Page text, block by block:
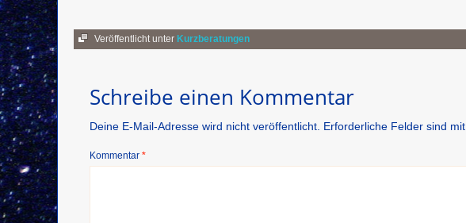
Veröffentlicht unter Kurzberatungen
Schreibe einen Kommentar
Deine E-Mail-Adresse wird nicht veröffentlicht. Erforderliche Felder sind mit
Kommentar *